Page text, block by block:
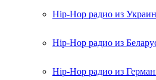
Hip-Hop радио из
Hip-Hop радио из
Hip-Hop радио из